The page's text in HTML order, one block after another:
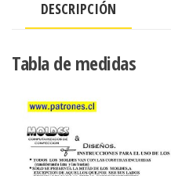
DESCRIPCIÓN
Tabla de medidas